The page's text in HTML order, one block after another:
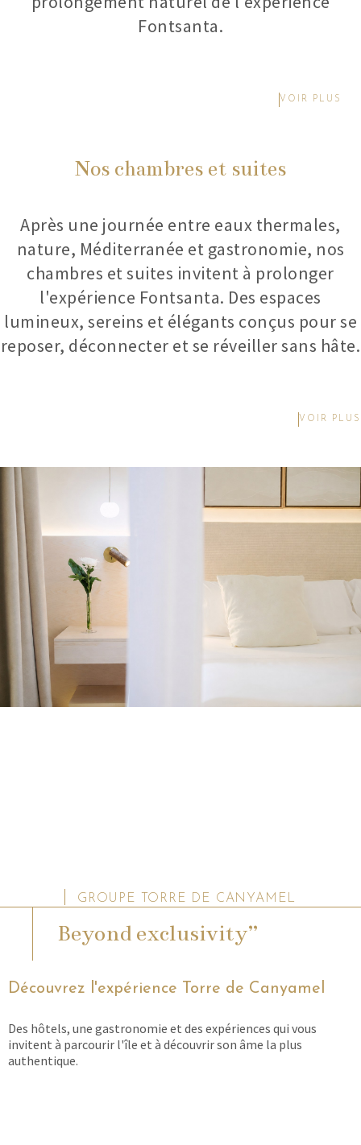
Fontsanta.
VOIR PLUS
Nos chambres et suites
Après une journée entre eaux thermales,
nature, Méditerranée et gastronomie, nos
chambres et suites invitent à prolonger
l'expérience Fontsanta. Des espaces
lumineux, sereins et élégants conçus pour se
reposer, déconnecter et se réveiller sans hâte.
VOIR PLUS
GROUPE TORRE DE CANYAMEL
Beyond exclusivity”
Découvrez l'expérience Torre de Canyamel
Des hôtels, une gastronomie et des expériences qui vous
invitent à parcourir l'île et à découvrir son âme la plus
authentique.